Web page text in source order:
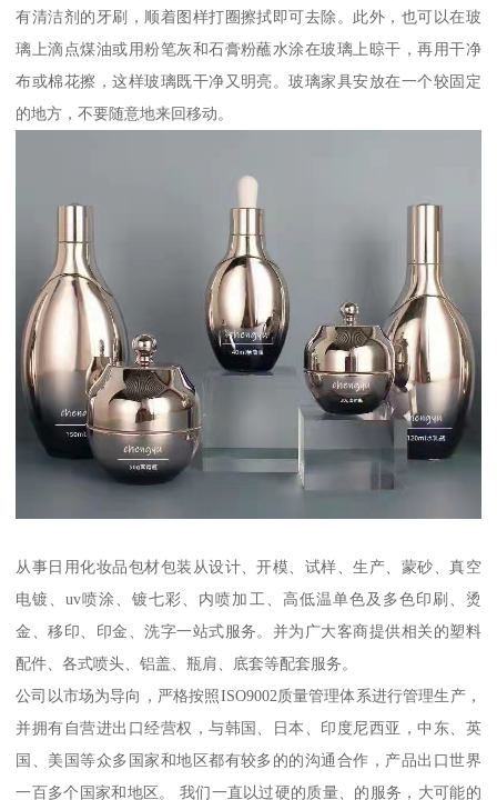
有清洁剂的牙刷，顺着图样打圈擦拭即可去除。此外，也可以在玻
璃上滴点煤油或用粉笔灰和石膏粉蘸水涂在玻璃上晾干，再用干净
布或棉花擦，这样玻璃既干净又明亮。玻璃家具安放在一个较固定
的地方，不要随意地来回移动。
从事日用化妆品包材包装从设计、开模、试样、生产、蒙砂、真空
电镀、uv喷涂、镀七彩、内喷加工、高低温单色及多色印刷、烫
金、移印、印金、洗字一站式服务。并为广大客商提供相关的塑料
配件、各式喷头、铝盖、瓶肩、底套等配套服务。
公司以市场为导向，严格按照ISO9002质量管理体系进行管理生产，
并拥有自营进出口经营权，与韩国、日本、印度尼西亚，中东、英
国、美国等众多国家和地区都有较多的的沟通合作，产品出口世界
一百多个国家和地区。 我们一直以过硬的质量、的服务，大可能的